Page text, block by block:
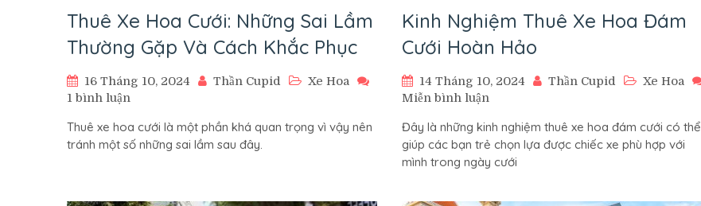
Thuê Xe Hoa Cưới: Những Sai Lầm
Thường Gặp Và Cách Khắc Phục
16 Tháng 10, 2024 Thần Cupid
Xe Hoa
1 bình luận
Xe
Hoa
Thuê xe hoa cưới là một phần khá quan trọng vì vậy nên
tránh một số những sai lầm sau đây.
Kinh Nghiệm Thuê Xe Hoa Đám
Cưới Hoàn Hảo
14 Tháng 10, 2024 Thần Cupid
Xe Hoa
Miễn bình luận
Nghiệm
Thuê
Xe
Đây là những kinh nghiệm thuê xe hoa đám cưới có thể
giúp các bạn trẻ chọn lựa được chiếc xe phù hợp với
mình trong ngày cưới